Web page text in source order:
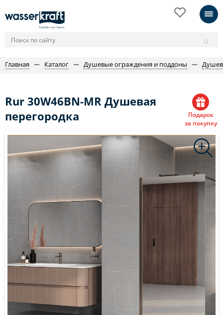
Главная Каталог Душевые ограждения и поддоны
Rur 30W46BN-MR Душевая
перегородка
Подарок
за покупку